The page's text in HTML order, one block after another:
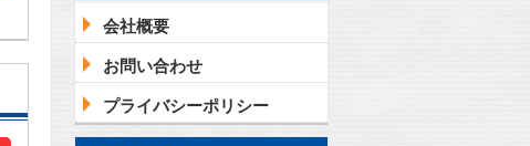
会社概要
お問い合わせ
プライバシーポリシー